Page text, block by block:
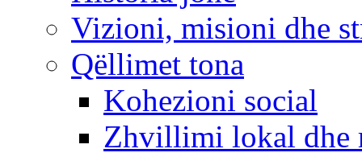
Vizioni, misioni dhe
Qëllimet tona
Kohezioni social
Zhvillimi lokal dhe